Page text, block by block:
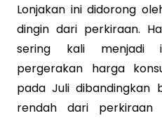
Lonjakan ini didorong
dingin dari perkiraan.
sering kali menjadi
pergerakan harga
pada Juli dibandingkan
rendah dari perkiraan